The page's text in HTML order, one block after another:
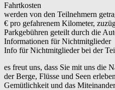
Fahrtkosten
werden von den Teilnehmern
€ pro gefahrenem Kilometer,
Parkgebühren geteilt durch die
Informationen für Nichtmitglieder
Info für Nichtmitglieder bei der
es freut uns, dass Sie mit uns die
der Berge, Flüsse und Seen
Gemütlichkeit und das